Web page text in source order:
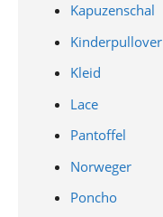
Kapuzenschal
Kinderpullover
Kleid
Lace
Pantoffel
Norweger
Poncho